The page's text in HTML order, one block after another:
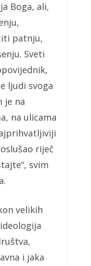
Boga, ali,
patnju,
Sveti
ljudi svoga
je na
na ulicama
riječ
svim
velikih
i jaka